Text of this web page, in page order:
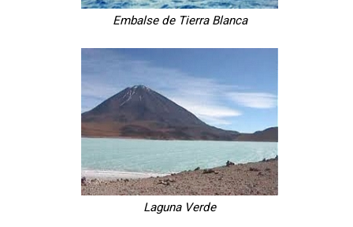
Embalse de Tierra Blanca
Laguna Verde